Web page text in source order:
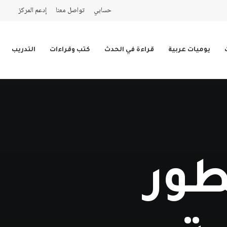
حسابي تواصل معنا إدعم المركز
يوميات عربية قراءة في الحدث كتب وقراءات التدريب